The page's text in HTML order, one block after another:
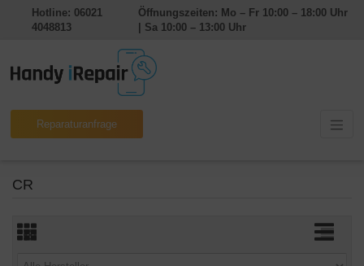
Hotline: 06021
4048813
Öffnungszeiten: Mo – Fr 10:00 – 18:00 Uhr
| Sa 10:00 – 13:00 Uhr
Reparaturanfrage
CR